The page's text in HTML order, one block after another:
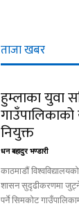
ताजा खबर
हुम्लाका युवा
नियुक्त
धन बहादुर भण्डारी
काठमाडौं
शासन सुदृढीकरणमा जुट्ने
पर्ने सिमकोट